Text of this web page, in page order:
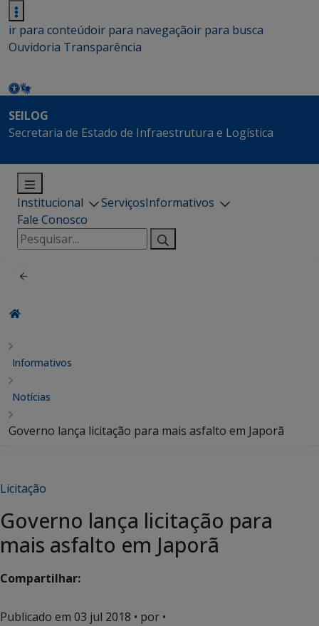
ir para conteúdoir para navegaçãoir para busca
Ouvidoria Transparência
SEILOG
Secretaria de Estado de Infraestrutura e Logística
Institucional ServiçosInformativos
Fale Conosco
Pesquisar
por:
Informativos
Notícias
Governo lança licitação para mais asfalto em Japorã
Licitação
Governo lança licitação para
mais asfalto em Japorã
Compartilhar:
Publicado em 03 jul 2018 • por •